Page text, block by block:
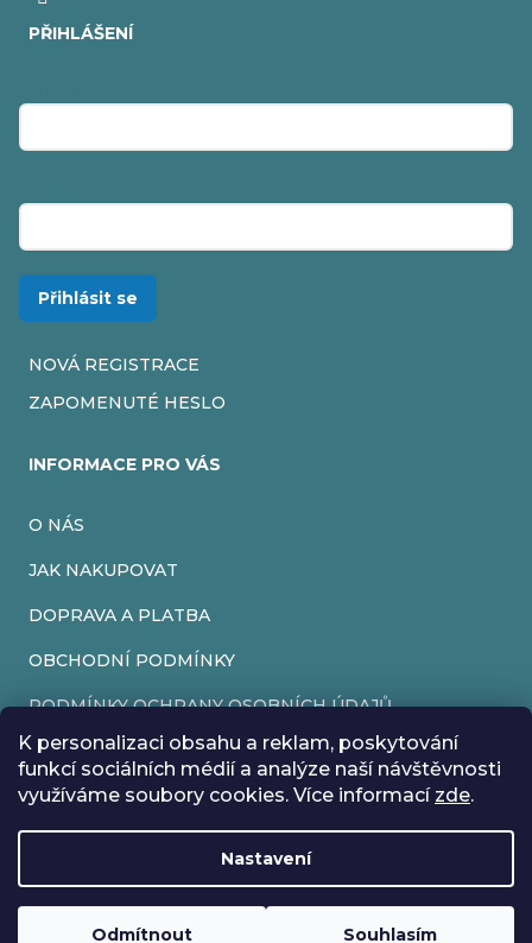
K personalizaci obsahu a reklam, poskytování
funkcí sociálních médií a analýze naší návštěvnosti
využíváme soubory cookies. Více informací zde.
Nastavení
Odmítnout Souhlasím
Rádi bychom vás informovali, že od 17. 7. do 24. 7. včetně
máme z důvodu dovolené zavřeno. Všechny objednávky
budou vyřízeny co nejdříve od 27. 7. :) Přejeme vám krásné
PŘIHLÁŠENÍ
Přihlásit se
NOVÁ REGISTRACE
ZAPOMENUTÉ HESLO
INFORMACE PRO VÁS
O NÁS
JAK NAKUPOVAT
DOPRAVA A PLATBA
OBCHODNÍ PODMÍNKY
PODMÍNKY OCHRANY OSOBNÍCH ÚDAJŮ
VRÁCENÍ ZBOŽÍ
REKLAMACE
Vytvořil Shoptet
Copyright 2026EveryRetroGame. Všechna práva vyhrazena.
Upravit nastavení cookies
Loading